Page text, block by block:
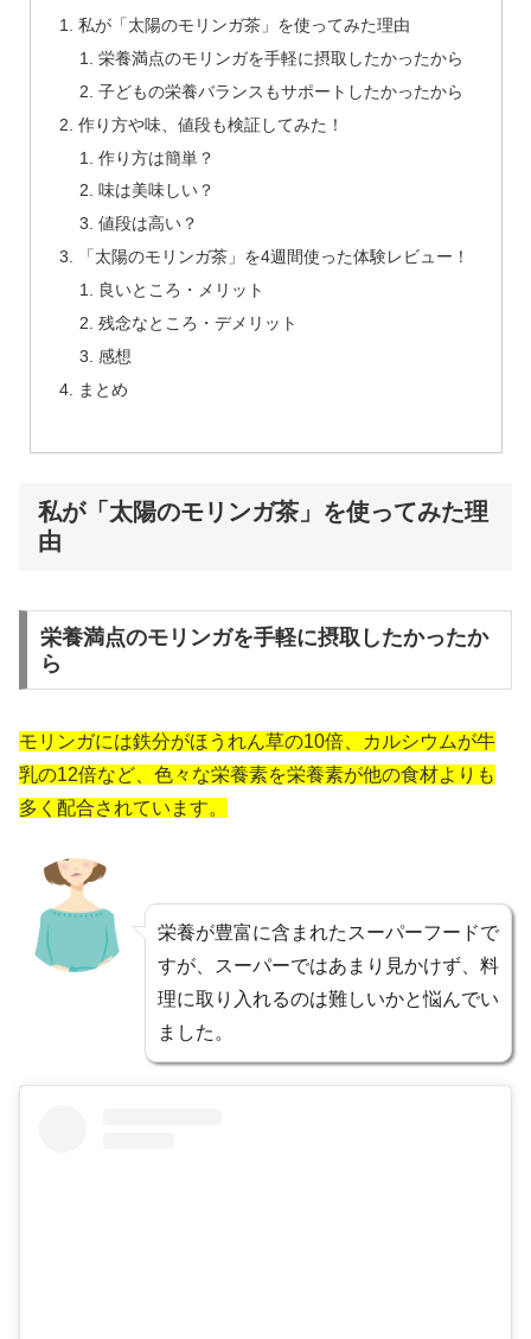
私が「太陽のモリンガ茶」を使ってみた理由
栄養満点のモリンガを手軽に摂取したかったから
子どもの栄養バランスもサポートしたかったから
作り方や味、値段も検証してみた！
作り方は簡単？
味は美味しい？
値段は高い？
「太陽のモリンガ茶」を4週間使った体験レビュー！
良いところ・メリット
残念なところ・デメリット
感想
まとめ
私が「太陽のモリンガ茶」を使ってみた理
由
栄養満点のモリンガを手軽に摂取したかったか
ら
モリンガには鉄分がほうれん草の10倍、カルシウムが牛
乳の12倍など、色々な栄養素を栄養素が他の食材よりも
多く配合されています。
栄養が豊富に含まれたスーパーフードで
すが、スーパーではあまり見かけず、料
理に取り入れるのは難しいかと悩んでい
ました。